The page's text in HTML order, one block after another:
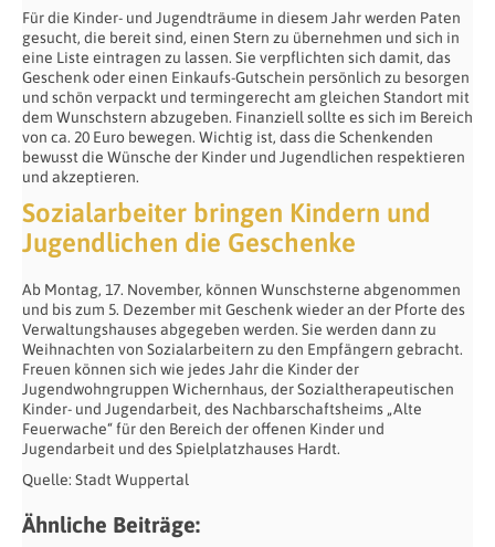
Für die Kinder- und Jugendträume in diesem Jahr werden Paten
gesucht, die bereit sind, einen Stern zu übernehmen und sich in
eine Liste eintragen zu lassen. Sie verpflichten sich damit, das
Geschenk oder einen Einkaufs-Gutschein persönlich zu besorgen
und schön verpackt und termingerecht am gleichen Standort mit
dem Wunschstern abzugeben. Finanziell sollte es sich im Bereich
von ca. 20 Euro bewegen. Wichtig ist, dass die Schenkenden
bewusst die Wünsche der Kinder und Jugendlichen respektieren
und akzeptieren.
Sozialarbeiter bringen Kindern und
Jugendlichen die Geschenke
Ab Montag, 17. November, können Wunschsterne abgenommen
und bis zum 5. Dezember mit Geschenk wieder an der Pforte des
Verwaltungshauses abgegeben werden. Sie werden dann zu
Weihnachten von Sozialarbeitern zu den Empfängern gebracht.
Freuen können sich wie jedes Jahr die Kinder der
Jugendwohngruppen Wichernhaus, der Sozialtherapeutischen
Kinder- und Jugendarbeit, des Nachbarschaftsheims „Alte
Feuerwache“ für den Bereich der offenen Kinder und
Jugendarbeit und des Spielplatzhauses Hardt.
Quelle: Stadt Wuppertal
Ähnliche Beiträge: